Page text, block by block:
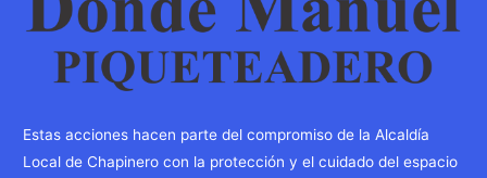
Estas acciones hacen parte del compromiso de la Alcaldía
Local de Chapinero con la protección y el cuidado del espacio